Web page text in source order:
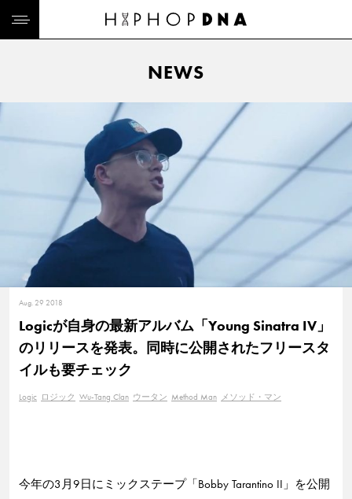
NEWS
Aug. 29 2018
Logicが自身の最新アルバム「Young Sinatra IV」
のリリースを発表。同時に公開されたフリースタ
イルも要チェック
Logic ロジック Wu-Tang Clan ウータン Method Man メソッド・マン
今年の3月9日にミックステープ「Bobby Tarantino II」を公開